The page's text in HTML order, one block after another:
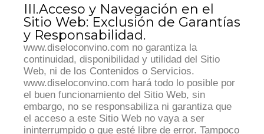
III.Acceso y Navegación en el
Sitio Web: Exclusión de Garantías
y Responsabilidad.
www.diseloconvino.com no garantiza la
continuidad, disponibilidad y utilidad del Sitio
Web, ni de los Contenidos o Servicios.
www.diseloconvino.com hará todo lo posible por
el buen funcionamiento del Sitio Web, sin
embargo, no se responsabiliza ni garantiza que
el acceso a este Sitio Web no vaya a ser
ininterrumpido o que esté libre de error. Tampoco